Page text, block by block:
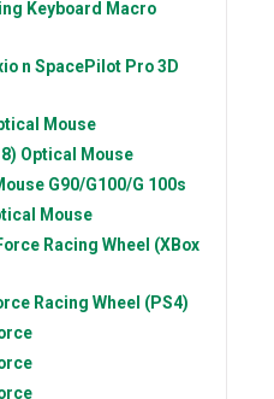
Keyboard Macro
n SpacePilot Pro 3D
Mouse
Optical Mouse
G90/G100/G 100s
Mouse
Racing Wheel (XBox
Racing Wheel (PS4)